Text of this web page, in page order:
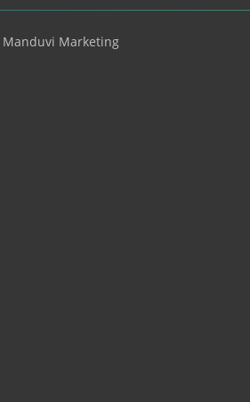
Manduvi Marketing